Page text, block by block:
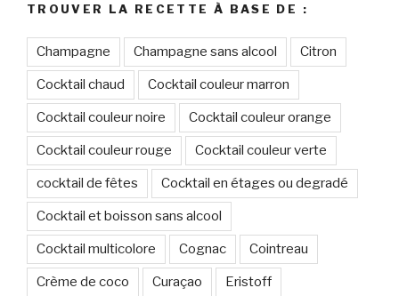
TROUVER LA RECETTE À BASE DE :
Champagne Champagne sans alcool Citron
Cocktail chaud Cocktail couleur marron
Cocktail couleur noire Cocktail couleur orange
Cocktail couleur rouge Cocktail couleur verte
cocktail de fêtes Cocktail en étages ou degradé
Cocktail et boisson sans alcool
Cocktail multicolore Cognac Cointreau
Crème de coco Curaçao Eristoff